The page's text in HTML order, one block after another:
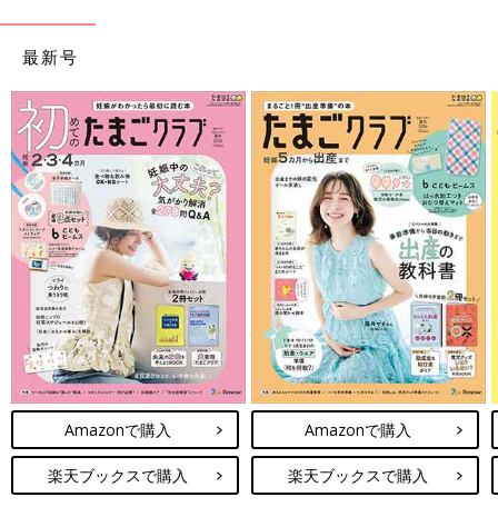
最新号
Amazonで購入
楽天ブックスで購入
Amazonで購入
楽天ブックスで購入